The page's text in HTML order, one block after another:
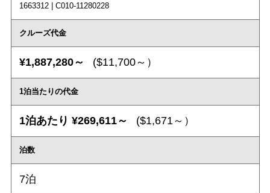
1663312 | C010-11280228
クルーズ代金
¥1,887,280～ ($11,700～）
1泊当たりの代金
1泊あたり ¥269,611～ ($1,671～）
泊数
7泊